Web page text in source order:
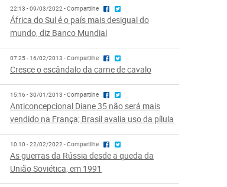
22:13 - 09/03/2022 - Compartilhe
África do Sul é o país mais desigual do
mundo, diz Banco Mundial
07:25 - 16/02/2013 - Compartilhe
Cresce o escândalo da carne de cavalo
15:16 - 30/01/2013 - Compartilhe
Anticoncepcional Diane 35 não será mais
vendido na França; Brasil avalia uso da pílula
10:10 - 22/02/2022 - Compartilhe
As guerras da Rússia desde a queda da
União Soviética, em 1991